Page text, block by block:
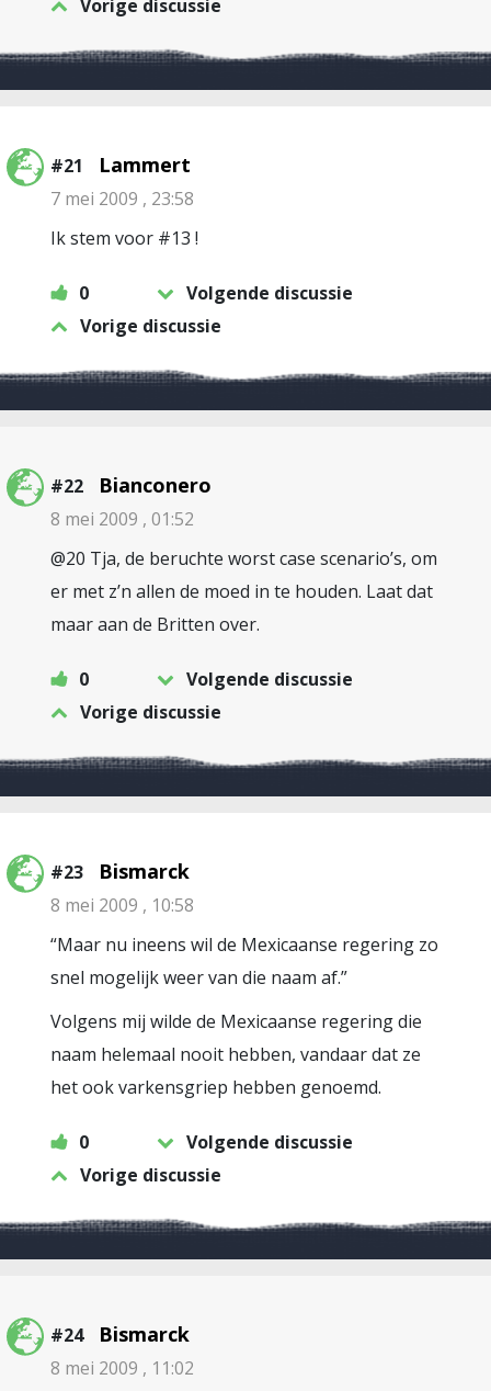
Vorige discussie
#21 Lammert
7 mei 2009 , 23:58
Ik stem voor #13 !
0
Volgende discussie
Vorige discussie
#22 Bianconero
8 mei 2009 , 01:52
@20 Tja, de beruchte worst case scenario’s, om
er met z’n allen de moed in te houden. Laat dat
maar aan de Britten over.
0
Volgende discussie
Vorige discussie
#23 Bismarck
8 mei 2009 , 10:58
“Maar nu ineens wil de Mexicaanse regering zo
snel mogelijk weer van die naam af.”
Volgens mij wilde de Mexicaanse regering die
naam helemaal nooit hebben, vandaar dat ze
het ook varkensgriep hebben genoemd.
0
Volgende discussie
Vorige discussie
#24 Bismarck
8 mei 2009 , 11:02